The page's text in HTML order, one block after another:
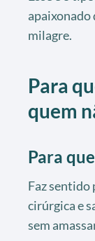
apaixonado
milagre.
Para
quem
Para
Faz sentido
cirúrgica e
sem